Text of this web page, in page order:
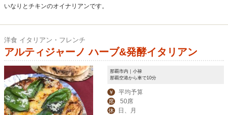
いなりとチキンのオイナリアンです。
洋食 イタリアン・フレンチ
アルティジャーノ ハーブ&発酵イタリアン
那覇市内｜小禄
那覇空港から車で10分
￥ 平均予算
席 50席
休 日、月